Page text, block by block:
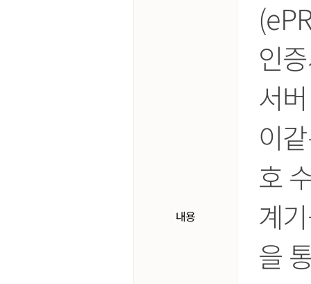
내용
인
서
이
호
계
을